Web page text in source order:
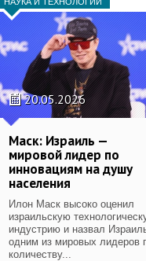
20.05.2026
Маск: Израиль —
мировой лидер по
инновациям на душу
населения
Илон Маск высоко оценил
израильскую
индустрию и назвал
одним из мировых лидеров
количеству...